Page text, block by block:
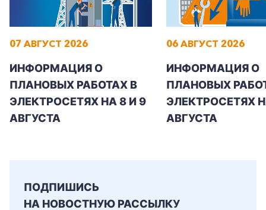
07 АВГУСТ 2026
ИНФОРМАЦИЯ О
ПЛАНОВЫХ РАБОТАХ В
ЭЛЕКТРОСЕТЯХ НА 8 И 9
АВГУСТА
06 АВГУСТ 2026
ИНФОРМАЦИЯ О
ПЛАНОВЫХ
ЭЛЕКТРОСЕТЯХ
АВГУСТА
ПОДПИШИСЬ
НА НОВОСТНУЮ РАССЫЛКУ